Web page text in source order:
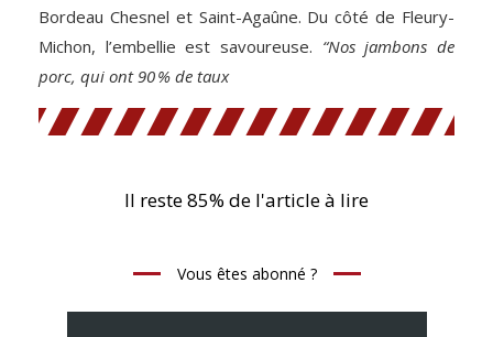
Bordeau Chesnel et Saint-Agaûne. Du côté de Fleury-
Michon, l’embellie est savoureuse. “Nos jambons de
porc, qui ont 90 % de taux
Il reste 85% de l'article à lire
Vous êtes abonné ?